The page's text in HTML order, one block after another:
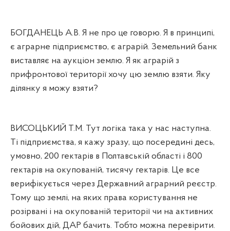
БОГДАНЕЦЬ А.В. Я не про це говорю. Я в принципі,
є аграрне підприємство, є аграрій. Земельний банк
виставляє на аукціон землю. Я як аграрій з
прифронтової території хочу цю землю взяти. Яку
ділянку я можу взяти?
ВИСОЦЬКИЙ Т.М. Тут логіка така у нас наступна.
Ті підприємства, я кажу зразу, що посередині десь,
умовно, 200 гектарів в Полтавській області і 800
гектарів на окупованій, тисячу гектарів. Це все
верифікується через Державний аграрний реєстр.
Тому що землі, на яких права користування не
розірвані і на окупованій території чи на активних
бойових дій, ДАР бачить. Тобто можна перевірити.